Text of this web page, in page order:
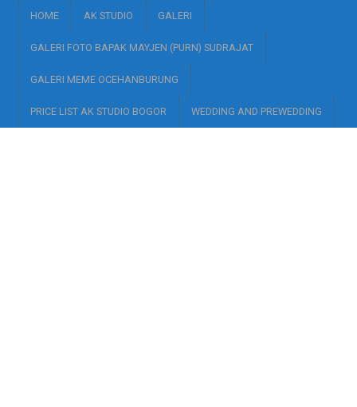
HOME AK STUDIO GALERI
GALERI FOTO BAPAK MAYJEN (PURN) SUDRAJAT
GALERI MEME OCEHANBURUNG
PRICE LIST AK STUDIO BOGOR WEDDING AND PREWEDDING